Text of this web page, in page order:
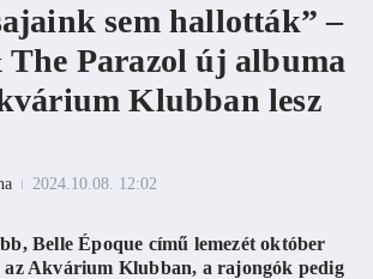
sem hallották” –
Parazol új albuma
Klubban lesz
2024.10.08. 12:02
Belle Époque című lemezét október
az Akvárium Klubban, a rajongók pedig